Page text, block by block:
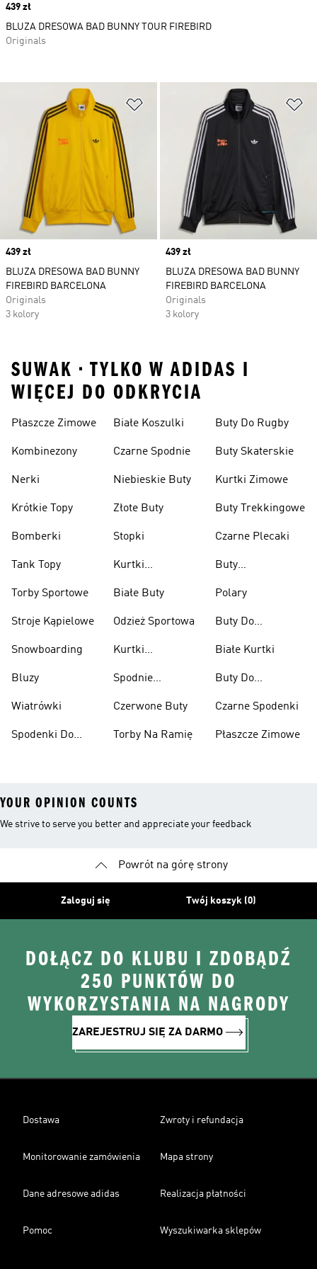
Dodaj do listy życzeń
Price
439 zł
BLUZA DRESOWA BAD BUNNY
FIREBIRD BARCELONA
Originals
3 kolory
Price
439 zł
BLUZA DRESOWA BAD BUNNY
FIREBIRD BARCELONA
Originals
3 kolory
Price
439 zł
BLUZA DRESOWA BAD BUNNY TOUR FIREBIRD
Originals
SUWAK • TYLKO W ADIDAS I
WIĘCEJ DO ODKRYCIA
Płaszcze Zimowe
Kombinezony
Nerki
Krótkie Topy
Bomberki
Tank Topy
Torby Sportowe
Stroje Kąpielowe
Snowboarding
Bluzy
Wiatrówki
Spodenki Do
Białe Koszulki
Czarne Spodnie
Niebieskie Buty
Złote Buty
Stopki
Kurtki
Białe Buty
Odzież Sportowa
Kurtki
Spodnie
Czerwone Buty
Torby Na Ramię
Buty Do Rugby
Buty Skaterskie
Kurtki Zimowe
Buty Trekkingowe
Czarne Plecaki
Buty
Polary
Buty Do
Ciężarów
Białe Kurtki
Buty Do
Czarne Spodenki
Płaszcze Zimowe
YOUR OPINION COUNTS
We strive to serve you better and appreciate your feedback
Powrót na górę strony
Zaloguj się Twój koszyk (0)
DOŁĄCZ DO KLUBU I ZDOBĄDŹ
250 PUNKTÓW DO
WYKORZYSTANIA NA NAGRODY
ZAREJESTRUJ SIĘ ZA DARMO
Dostawa Zwroty i refundacja
Monitorowanie zamówienia Mapa strony
Dane adresowe adidas Realizacja płatności
Pomoc Wyszukiwarka sklepów